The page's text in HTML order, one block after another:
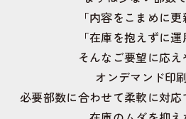
「内容をこまめに更
「在庫を抱えずに運
そんなご要望に応
オンデマンド印
必要部数に合わせて柔軟に対